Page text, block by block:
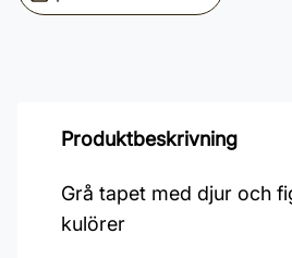
Produktbeskrivning
Grå tapet med djur och
kulörer